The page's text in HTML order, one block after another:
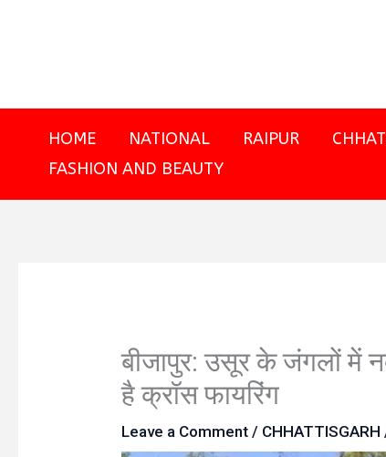
HOME NATIONAL RAIPUR
FASHION AND BEAUTY
बीजापुर: उसूर के जंगलों में
है क्रॉस फायरिंग
Leave a Comment / CHHATTISGARH